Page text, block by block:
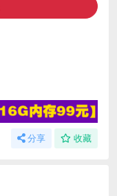
分享 收藏